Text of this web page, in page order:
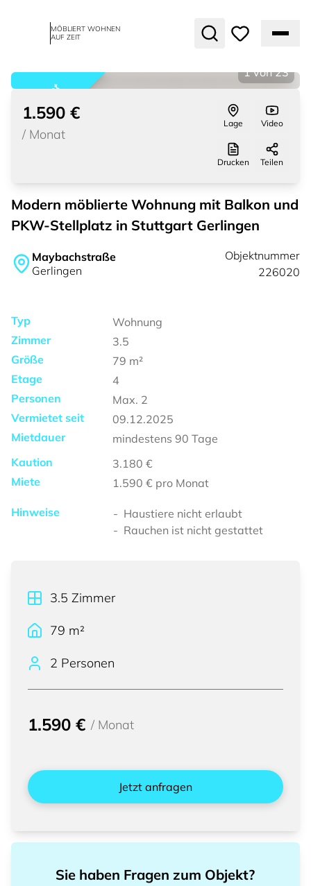
MÖBLIERT WOHNEN
AUF ZEIT
vermietet
1 von 23
1.590 €
/ Monat
Lage Video
Drucken Teilen
Modern möblierte Wohnung mit Balkon und
PKW-Stellplatz in Stuttgart Gerlingen
Maybachstraße
Gerlingen
Objektnummer
226020
Typ
Wohnung
Zimmer
3.5
Größe
79 m²
Etage
4
Personen
Max. 2
Vermietet seit
09.12.2025
Mietdauer
mindestens 90 Tage
Kaution
3.180 €
Miete
1.590 € pro Monat
Hinweise
Haustiere nicht erlaubt
Rauchen ist nicht gestattet
3.5 Zimmer
79 m²
2 Personen
1.590 € / Monat
Jetzt anfragen
Sie haben Fragen zum Objekt?